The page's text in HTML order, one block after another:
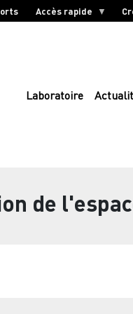
Accès rapide
Laboratoire
de